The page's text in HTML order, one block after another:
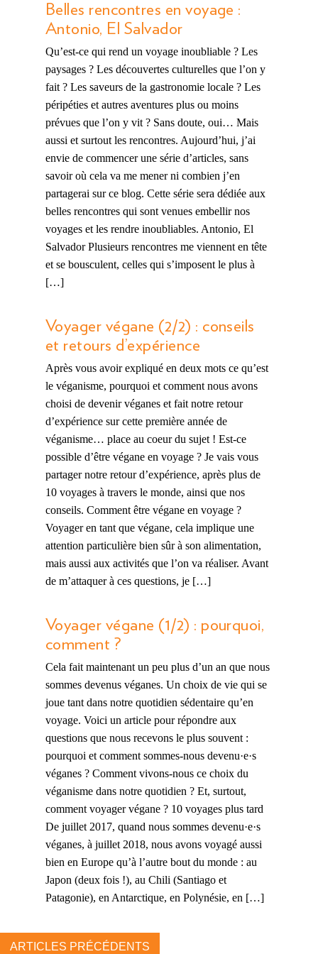
Belles rencontres en voyage :
Antonio, El Salvador
Qu’est-ce qui rend un voyage inoubliable ? Les
paysages ? Les découvertes culturelles que l’on y
fait ? Les saveurs de la gastronomie locale ? Les
péripéties et autres aventures plus ou moins
prévues que l’on y vit ? Sans doute, oui… Mais
aussi et surtout les rencontres. Aujourd’hui, j’ai
envie de commencer une série d’articles, sans
savoir où cela va me mener ni combien j’en
partagerai sur ce blog. Cette série sera dédiée aux
belles rencontres qui sont venues embellir nos
voyages et les rendre inoubliables. Antonio, El
Salvador Plusieurs rencontres me viennent en tête
et se bousculent, celles qui s’imposent le plus à
[…]
Voyager végane (2/2) : conseils
et retours d’expérience
Après vous avoir expliqué en deux mots ce qu’est
le véganisme, pourquoi et comment nous avons
choisi de devenir véganes et fait notre retour
d’expérience sur cette première année de
véganisme… place au coeur du sujet ! Est-ce
possible d’être végane en voyage ? Je vais vous
partager notre retour d’expérience, après plus de
10 voyages à travers le monde, ainsi que nos
conseils. Comment être végane en voyage ?
Voyager en tant que végane, cela implique une
attention particulière bien sûr à son alimentation,
mais aussi aux activités que l’on va réaliser. Avant
de m’attaquer à ces questions, je […]
Voyager végane (1/2) : pourquoi,
comment ?
Cela fait maintenant un peu plus d’un an que nous
sommes devenus véganes. Un choix de vie qui se
joue tant dans notre quotidien sédentaire qu’en
voyage. Voici un article pour répondre aux
questions que nous recevons le plus souvent :
pourquoi et comment sommes-nous devenu·e·s
véganes ? Comment vivons-nous ce choix du
véganisme dans notre quotidien ? Et, surtout,
comment voyager végane ? 10 voyages plus tard
De juillet 2017, quand nous sommes devenu·e·s
véganes, à juillet 2018, nous avons voyagé aussi
bien en Europe qu’à l’autre bout du monde : au
Japon (deux fois !), au Chili (Santiago et
Patagonie), en Antarctique, en Polynésie, en […]
ARTICLES PRÉCÉDENTS